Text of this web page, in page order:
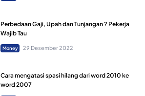
Perbedaan Gaji, Upah dan Tunjangan ? Pekerja
Wajib Tau
Money 29 Desember 2022
Cara mengatasi spasi hilang dari word 2010 ke
word 2007